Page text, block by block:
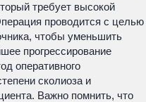
требует высокой
проводится с целью
чтобы уменьшить
прогрессирование
оперативного
сколиоза и
Важно помнить, что